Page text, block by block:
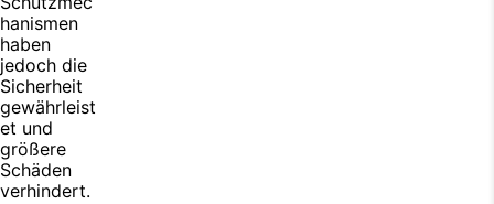
hanismen
haben
jedoch die
Sicherheit
gewährleist
et und
größere
Schäden
verhindert.